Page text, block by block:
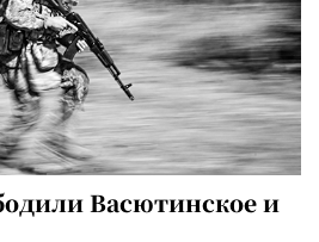
Васютинское и